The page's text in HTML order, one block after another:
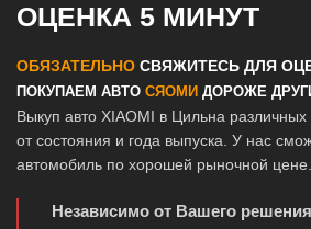
ОЦЕНКА 5 МИНУТ
ОБЯЗАТЕЛЬНО СВЯЖИТЕСЬ ДЛЯ
ПОКУПАЕМ АВТО СЯОМИ ДОРОЖЕ
Выкуп авто XIAOMI в Цильна
от состояния и года выпуска. У нас
автомобиль по хорошей рыночной цене.
Независимо от Вашего